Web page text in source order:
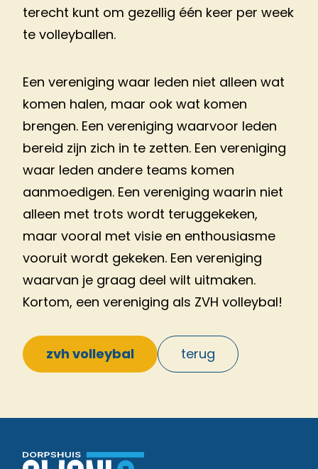
terecht kunt om gezellig één keer per week
te volleyballen.
Een vereniging waar leden niet alleen wat
komen halen, maar ook wat komen
brengen. Een vereniging waarvoor leden
bereid zijn zich in te zetten. Een vereniging
waar leden andere teams komen
aanmoedigen. Een vereniging waarin niet
alleen met trots wordt teruggekeken,
maar vooral met visie en enthousiasme
vooruit wordt gekeken. Een vereniging
waarvan je graag deel wilt uitmaken.
Kortom, een vereniging als ZVH volleybal!
zvh volleybal terug